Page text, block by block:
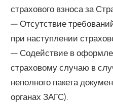
страхового взноса за
— Отсутствие
при наступлении
— Содействие в
страховому случаю в
неполного пакета
органах ЗАГС).